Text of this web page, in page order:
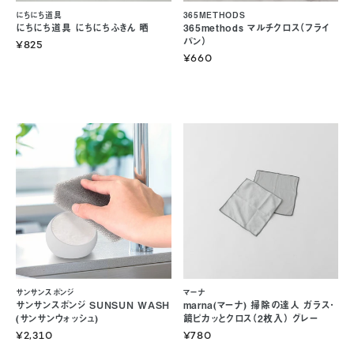
にちにち道具 にちにちふきん 晒
にちにち道具
¥825
365methods マルチクロス（フライ
パン）
365METHODS
¥660
サンサンスポンジ SUNSUN WASH
(サンサンウォッシュ)
サンサンスポンジ
¥2,310
marna(マーナ) 掃除の達人 ガラス･
鏡ピカッとクロス（2枚入） グレー
マーナ
¥780